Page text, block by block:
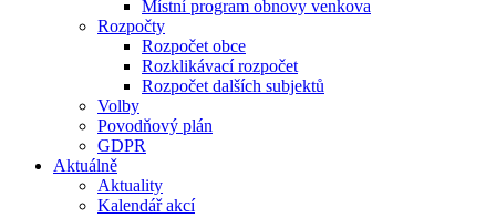
Místní program obnovy venkova
Rozpočty
Rozpočet obce
Rozklikávací rozpočet
Rozpočet dalších subjektů
Volby
Povodňový plán
GDPR
Aktuálně
Aktuality
Kalendář akcí